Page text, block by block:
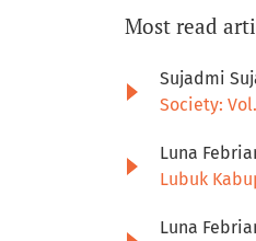
Most read
Sujadmi
Society:
Luna
Lubuk
Luna